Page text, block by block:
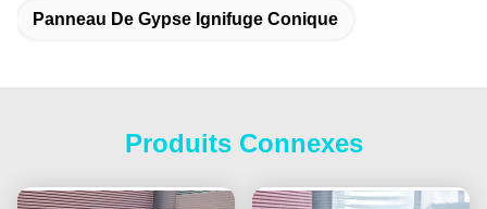
Panneau De Gypse Ignifuge Conique
Produits Connexes